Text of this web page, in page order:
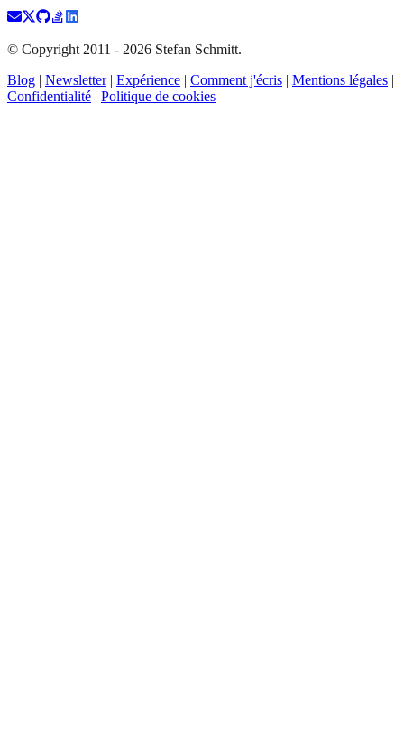
© Copyright 2011 - 2026 Stefan Schmitt.
Blog | Newsletter| Expérience | Comment j'écris | Mentions légales |
Confidentialité | Politique de cookies